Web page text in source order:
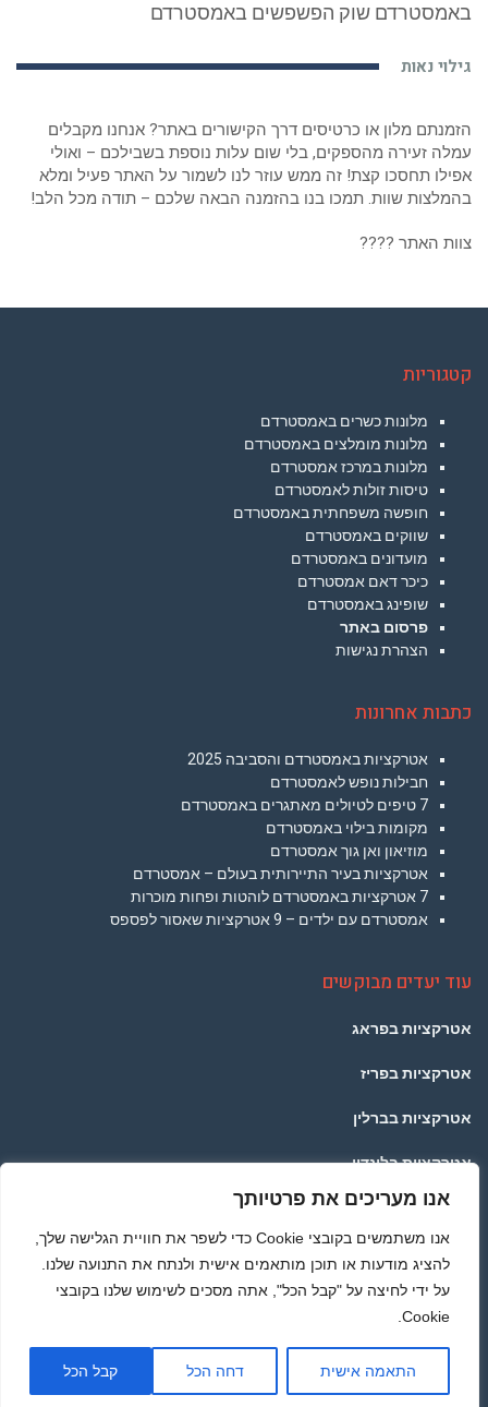
אנו מעריכים את פרטיותך
אנו משתמשים בקובצי Cookie כדי לשפר את חוויית הגלישה שלך,
להציג מודעות או תוכן מותאמים אישית ולנתח את התנועה שלנו.
על ידי לחיצה על "קבל הכל", אתה מסכים לשימוש שלנו בקובצי
Cookie.
התאמה אישית דחה הכל קבל הכל
באמסטרדם שוק הפשפשים באמסטרדם
גילוי נאות
הזמנתם מלון או כרטיסים דרך הקישורים באתר? אנחנו מקבלים
עמלה זעירה מהספקים, בלי שום עלות נוספת בשבילכם – ואולי
אפילו תחסכו קצת! זה ממש עוזר לנו לשמור על האתר פעיל ומלא
בהמלצות שוות. תמכו בנו בהזמנה הבאה שלכם – תודה מכל הלב!
צוות האתר ????
קטגוריות
מלונות כשרים באמסטרדם
מלונות מומלצים באמסטרדם
מלונות במרכז אמסטרדם
טיסות זולות לאמסטרדם
חופשה משפחתית באמסטרדם
שווקים באמסטרדם
מועדונים באמסטרדם
כיכר דאם אמסטרדם
שופינג באמסטרדם
פרסום באתר
הצהרת נגישות
כתבות אחרונות
אטרקציות באמסטרדם והסביבה 2025
חבילות נופש לאמסטרדם
7 טיפים לטיולים מאתגרים באמסטרדם
מקומות בילוי באמסטרדם
מוזיאון ואן גוך אמסטרדם
אטרקציות בעיר התיירותית בעולם – אמסטרדם
7 אטרקציות באמסטרדם לוהטות ופחות מוכרות
אמסטרדם עם ילדים – 9 אטרקציות שאסור לפספס
עוד יעדים מבוקשים
אטרקציות בפראג
אטרקציות בפריז
אטרקציות בברלין
אטרקציות בלונדון
אטרקציות בתאילנד
© כל הזכויות שמורות לאתר AMSTERDAMTRAVEL.CO.IL - באופן כללי אתם יודעים שלא לוקחים
ללא רשות :) תוכן האתר נכתב בלשון זכר מפאת הנוחות בלבד, אך פונה לשני המינים -
גלילה
לראש